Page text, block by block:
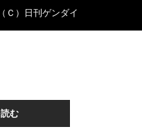
Ｃ）日刊ゲンダイ
む